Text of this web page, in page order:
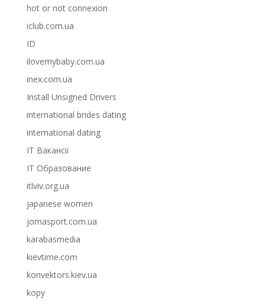
hot or not connexion
iclub.com.ua
ID
ilovemybaby.com.ua
inex.com.ua
Install Unsigned Drivers
international brides dating
international dating
IT Вакансії
IT Образование
itlviv.org.ua
japanese women
jomasport.com.ua
karabasmedia
kievtime.com
konvektors.kiev.ua
kopy